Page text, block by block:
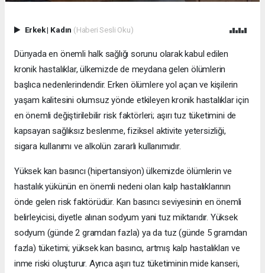
Erkek| Kadın (Haberi Sesli Oku)
Dünyada en önemli halk sağlığı sorunu olarak kabul edilen
kronik hastalıklar, ülkemizde de meydana gelen ölümlerin
başlıca nedenlerindendir. Erken ölümlere yol açan ve kişilerin
yaşam kalitesini olumsuz yönde etkileyen kronik hastalıklar için
en önemli değiştirilebilir risk faktörleri; aşırı tuz tüketimini de
kapsayan sağlıksız beslenme, fiziksel aktivite yetersizliği,
sigara kullanımı ve alkolün zararlı kullanımıdır.
Yüksek kan basıncı (hipertansiyon) ülkemizde ölümlerin ve
hastalık yükünün en önemli nedeni olan kalp hastalıklarının
önde gelen risk faktörüdür. Kan basıncı seviyesinin en önemli
belirleyicisi, diyetle alınan sodyum yani tuz miktarıdır. Yüksek
sodyum (günde 2 gramdan fazla) ya da tuz (günde 5 gramdan
fazla) tüketimi; yüksek kan basıncı, artmış kalp hastalıkları ve
inme riski oluşturur. Ayrıca aşırı tuz tüketiminin mide kanseri,